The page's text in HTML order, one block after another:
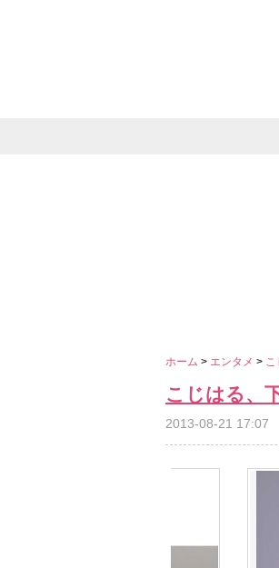
ホーム > エンタメ >
こじはる、
2013-08-21 17:07